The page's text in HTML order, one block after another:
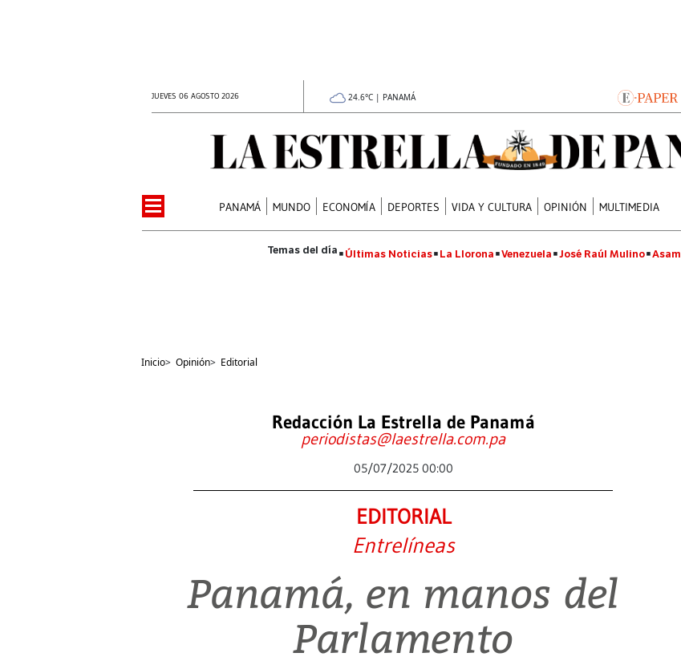
JUEVES 06 AGOSTO 2026 24.6°C | PANAMÁ
PANAMÁ MUNDO ECONOMÍA DEPORTES VIDA Y CULTURA OPINIÓN MULTIMEDIA
Últimas Noticias La Llorona Venezuela José Raúl Mulino
Inicio> Opinión> Editorial
Redacción La Estrella de Panamá
periodistas@laestrella.com.pa
05/07/2025 00:00
EDITORIAL
Entrelíneas
Panamá, en manos del
Parlamento